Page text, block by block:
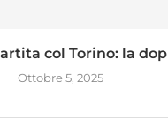
col Torino: la
Ottobre 5, 2025